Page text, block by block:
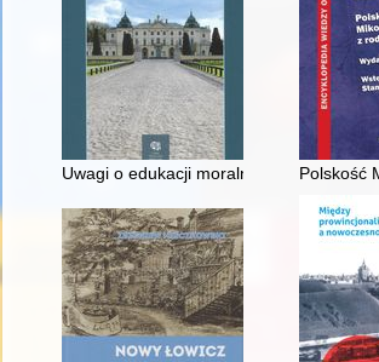
Uwagi o edukacji moralnej synówPolskość